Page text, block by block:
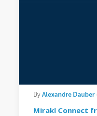
By Alexandre Dauber
Mirakl Connect